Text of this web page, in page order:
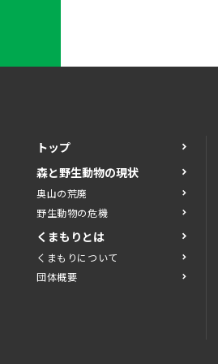
トップ
森と野生動物の現状
奥山の荒廃
野生動物の危機
くまもりとは
くまもりについて
団体概要